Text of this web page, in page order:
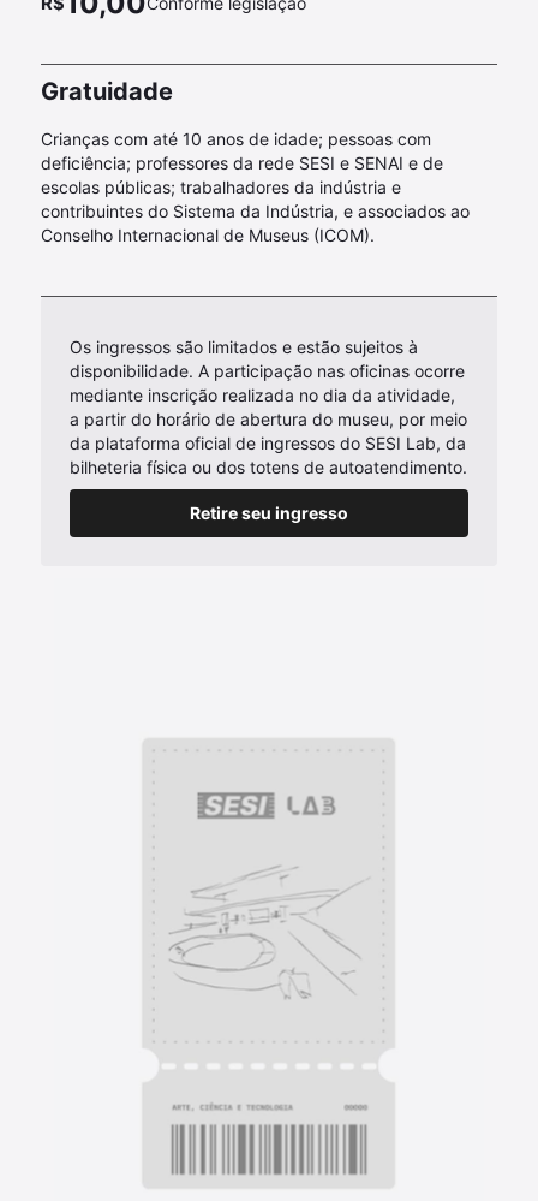
Gratuidade
Crianças com até 10 anos de idade; pessoas com
deficiência; professores da rede SESI e SENAI e de
escolas públicas; trabalhadores da indústria e
contribuintes do Sistema da Indústria, e associados ao
Conselho Internacional de Museus (ICOM).
Retire seu ingresso
Os ingressos são limitados e estão sujeitos à
disponibilidade. A participação nas oficinas ocorre
mediante inscrição realizada no dia da atividade,
a partir do horário de abertura do museu, por meio
da plataforma oficial de ingressos do SESI Lab, da
bilheteria física ou dos totens de autoatendimento.